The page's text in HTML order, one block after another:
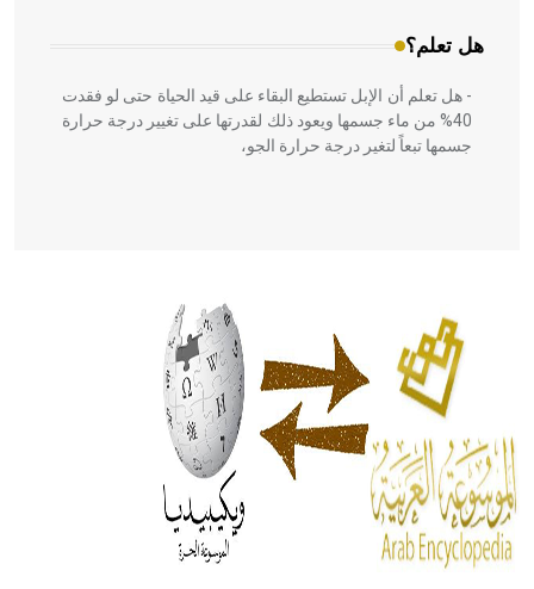
هل تعلم؟
- هل تعلم أن الإبل تستطيع البقاء على قيد الحياة حتى لو فقدت
40% من ماء جسمها ويعود ذلك لقدرتها على تغيير درجة حرارة
جسمها تبعاً لتغير درجة حرارة الجو،
الحكم، الأدلة، تنظيم التغذية، ورسالته في جروح الرأس. ويعود
له الفضل بأنه حرر الطب من الدين والفلسفة.
- هل تعلم أن المرجان إفراز حيواني يتكون في البحر ويتركب
من مادة كربونات الكلسيوم، وهو أحمر أو شديد الحمرة وهو
أجود أنواعه، ويمتاز بكبر الحجم ويسمى الش